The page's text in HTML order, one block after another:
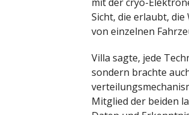
Sicht, die erlaubt,
von einzelnen
Villa sagte, jede
sondern brachte
Mitglied der beiden